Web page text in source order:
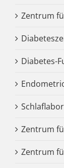
Zentrum
Diabetes-
Schlaflabor
Zentrum
Zentrum